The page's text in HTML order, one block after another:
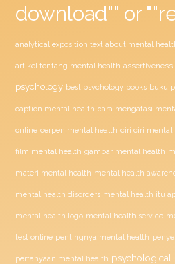
download"" or
analytical exposition text about mental
artikel tentang mental health
psychology best psychology books buku
caption mental health cara mengatasi
online cerpen mental health ciri ciri mental
film mental health gambar mental health
materi mental health mental health
mental health disorders mental health itu
mental health logo mental health service
test online pentingnya mental health
pertanyaan mental health psychological